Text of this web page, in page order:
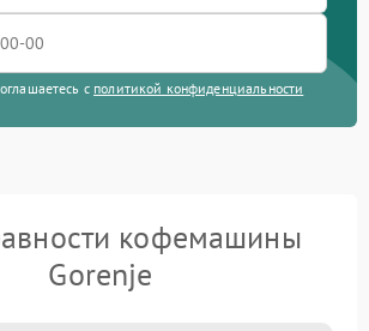
с политикой конфиденциальности
кофемашины
Gorenje